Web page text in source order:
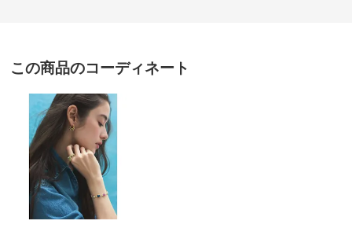
※お届け先が同じであれば複数個ご購入いただいても¥880です。
お支払い方法
■サイズ：11・13・15・17番
■商品寸法：最大幅約14.5mm・約5g
■素材：アパタイト・ガーネット・アイオライト・ペリ
この商品のコーディネート